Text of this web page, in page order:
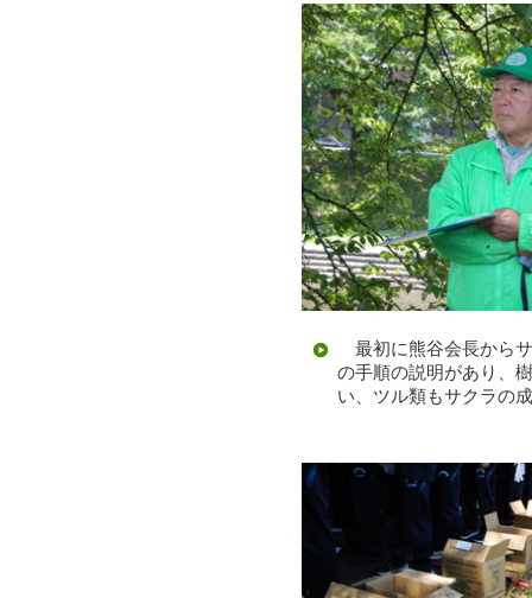
最初に熊谷会長から
の手順の説明があり、
い、ツル類もサクラの